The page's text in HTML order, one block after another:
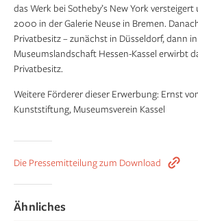
das Werk bei Sotheby’s New York
2000 in der Galerie Neuse in Bremen.
Privatbesitz – zunächst in Düsseldorf, dann
Museumslandschaft Hessen-Kassel erwirbt
Privatbesitz.
Weitere Förderer dieser Erwerbung: Ernst
Kunststiftung, Museumsverein Kassel
Die Pressemitteilung zum Download
Ähnliches